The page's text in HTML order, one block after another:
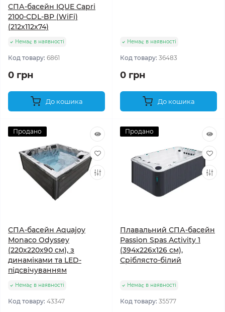
СПА-басейн IQUE Capri
2100-CDL-BP (WiFi)
(212х112х74)
Немає в наявності
Код товару: 6861
0 грн
До кошика
Немає в наявності
Код товару: 36483
0 грн
До кошика
Продано
СПА-басейн Aquajoy
Monaco Odyssey
(220х220х90 см), з
динаміками та LED-
підсвічуванням
Немає в наявності
Код товару: 43347
Продано
Плавальний СПА-басейн
Passion Spas Activity 1
(394x226x126 см),
Сріблясто-білий
Немає в наявності
Код товару: 35577